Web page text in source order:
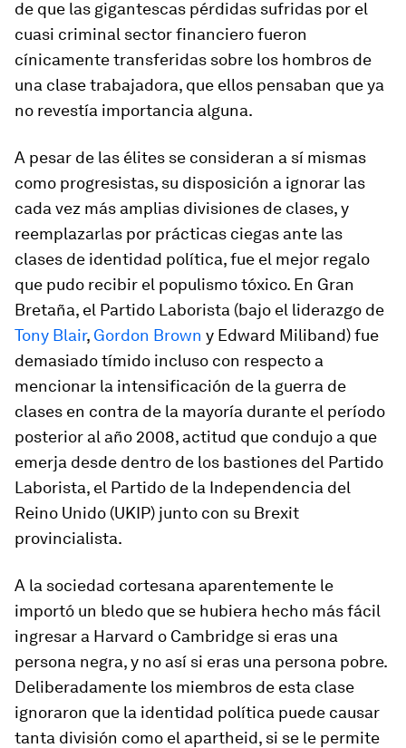
de que las gigantescas pérdidas sufridas por el
cuasi criminal sector financiero fueron
cínicamente transferidas sobre los hombros de
una clase trabajadora, que ellos pensaban que ya
no revestía importancia alguna.
A pesar de las élites se consideran a sí mismas
como progresistas, su disposición a ignorar las
cada vez más amplias divisiones de clases, y
reemplazarlas por prácticas ciegas ante las
clases de identidad política, fue el mejor regalo
que pudo recibir el populismo tóxico. En Gran
Bretaña, el Partido Laborista (bajo el liderazgo de
Tony Blair, Gordon Brown y Edward Miliband) fue
demasiado tímido incluso con respecto a
mencionar la intensificación de la guerra de
clases en contra de la mayoría durante el período
posterior al año 2008, actitud que condujo a que
emerja desde dentro de los bastiones del Partido
Laborista, el Partido de la Independencia del
Reino Unido (UKIP) junto con su Brexit
provincialista.
A la sociedad cortesana aparentemente le
importó un bledo que se hubiera hecho más fácil
ingresar a Harvard o Cambridge si eras una
persona negra, y no así si eras una persona pobre.
Deliberadamente los miembros de esta clase
ignoraron que la identidad política puede causar
tanta división como el apartheid, si se le permite